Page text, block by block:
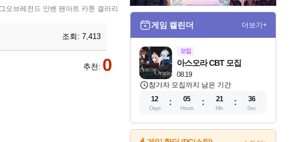
오브레전드 인벤 팬아트 카툰 갤러리
조회: 7,413
추천: 0
게임 캘린더 더보기+
모집
08.19
아스오라 CBT 모집
참가자 모집까지 남은 기간
12
Days
05
Hours
21
Min
34
Sec